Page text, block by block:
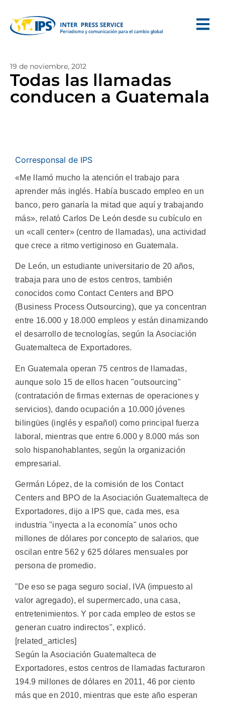
19 de noviembre, 2012
Todas las llamadas
conducen a Guatemala
Corresponsal de IPS
«Me llamó mucho la atención el trabajo para
aprender más inglés. Había buscado empleo en un
banco, pero ganaría la mitad que aquí y trabajando
más», relató Carlos De León desde su cubículo en
un «call center» (centro de llamadas), una actividad
que crece a ritmo vertiginoso en Guatemala.
De León, un estudiante universitario de 20 años,
trabaja para uno de estos centros, también
conocidos como Contact Centers and BPO
(Business Process Outsourcing), que ya concentran
entre 16.000 y 18.000 empleos y están dinamizando
el desarrollo de tecnologías, según la Asociación
Guatemalteca de Exportadores.
En Guatemala operan 75 centros de llamadas,
aunque solo 15 de ellos hacen "outsourcing"
(contratación de firmas externas de operaciones y
servicios), dando ocupación a 10.000 jóvenes
bilingües (inglés y español) como principal fuerza
laboral, mientras que entre 6.000 y 8.000 más son
solo hispanohablantes, según la organización
empresarial.
Germán López, de la comisión de los Contact
Centers and BPO de la Asociación Guatemalteca de
Exportadores, dijo a IPS que, cada mes, esa
industria "inyecta a la economía" unos ocho
millones de dólares por concepto de salarios, que
oscilan entre 562 y 625 dólares mensuales por
persona de promedio.
"De eso se paga seguro social, IVA (impuesto al
valor agregado), el supermercado, una casa,
entretenimientos. Y por cada empleo de estos se
generan cuatro indirectos", explicó.
[related_articles]
Según la Asociación Guatemalteca de
Exportadores, estos centros de llamadas facturaron
194.9 millones de dólares en 2011, 46 por ciento
más que en 2010, mientras que este año esperan